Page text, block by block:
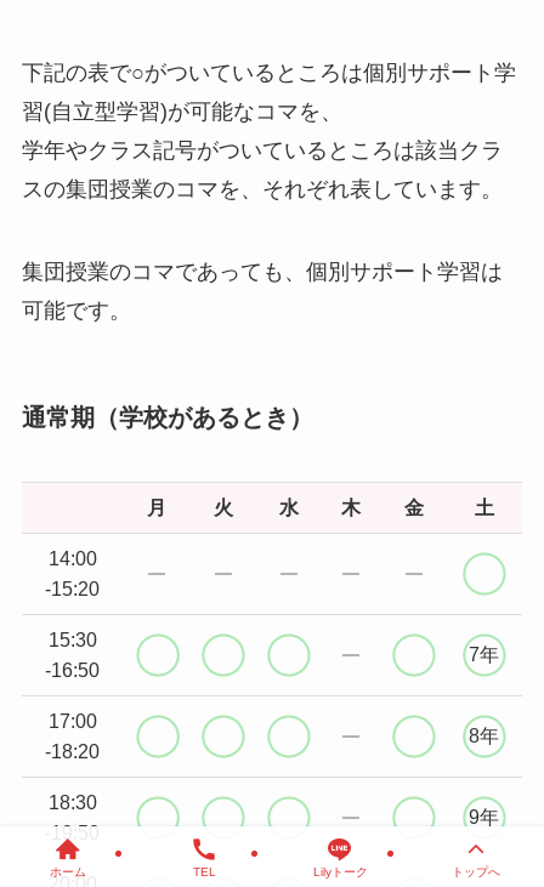
下記の表で○がついているところは個別サポート学
習(自立型学習)が可能なコマを、
学年やクラス記号がついているところは該当クラ
スの集団授業のコマを、それぞれ表しています。
集団授業のコマであっても、個別サポート学習は
可能です。
通常期（学校があるとき）
月 火 水 木 金 土
14:00
-15:20
15:30
-16:50
7年
17:00
-18:20
8年
18:30
-19:50
9年
ホーム TEL Lilyトーク トップへ